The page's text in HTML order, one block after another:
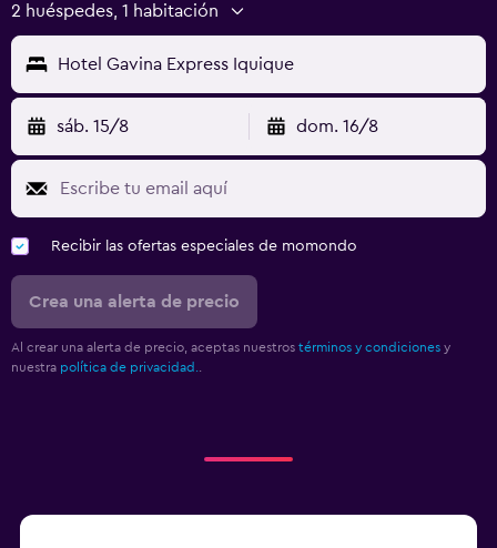
2 huéspedes, 1 habitación
Hotel Gavina Express Iquique
sáb. 15/8 dom. 16/8
Recibir las ofertas especiales de momondo
Crea una alerta de precio
Al crear una alerta de precio, aceptas nuestros términos y condiciones y
nuestra política de privacidad.